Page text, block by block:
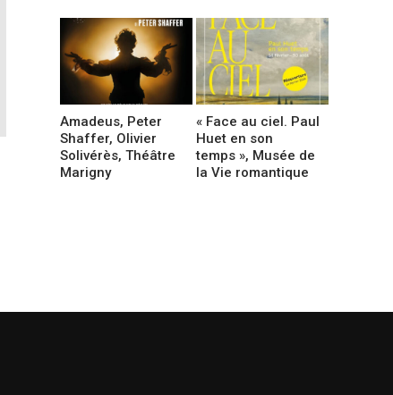
Amadeus, Peter
Shaffer, Olivier
Solivérès, Théâtre
Marigny
« Face au ciel. Paul
Huet en son
temps », Musée de
la Vie romantique